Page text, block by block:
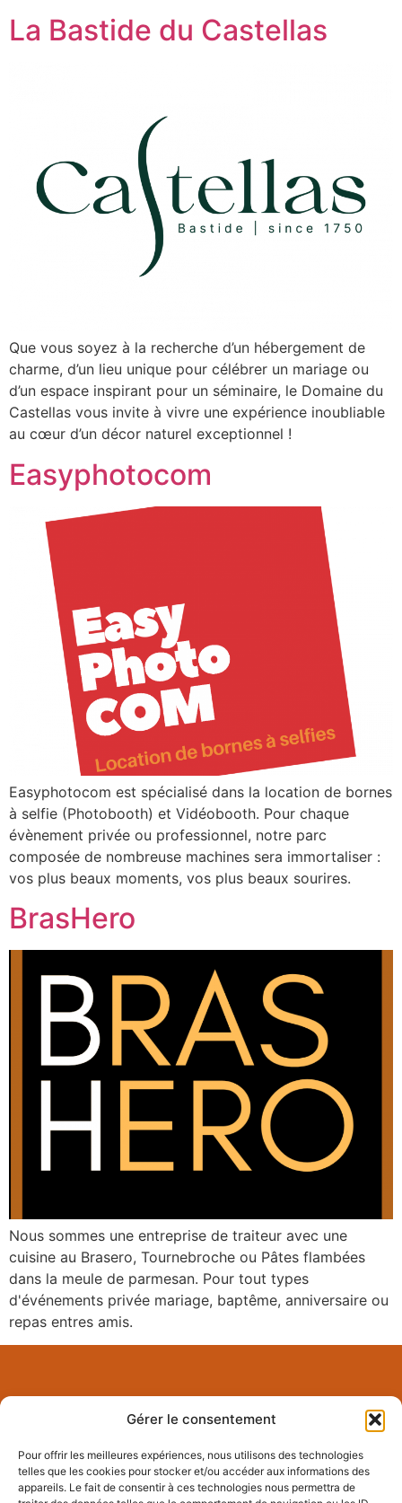
Gérer le consentement
Pour offrir les meilleures expériences, nous utilisons des technologies
telles que les cookies pour stocker et/ou accéder aux informations des
appareils. Le fait de consentir à ces technologies nous permettra de
La Bastide du Castellas
Que vous soyez à la recherche d’un hébergement de
charme, d’un lieu unique pour célébrer un mariage ou
d’un espace inspirant pour un séminaire, le Domaine du
Castellas vous invite à vivre une expérience inoubliable
au cœur d’un décor naturel exceptionnel !
Easyphotocom
Easyphotocom est spécialisé dans la location de bornes
à selfie (Photobooth) et Vidéobooth. Pour chaque
évènement privée ou professionnel, notre parc
composée de nombreuse machines sera immortaliser :
vos plus beaux moments, vos plus beaux sourires.
BrasHero
Nous sommes une entreprise de traiteur avec une
cuisine au Brasero, Tournebroche ou Pâtes flambées
dans la meule de parmesan. Pour tout types
d'événements privée mariage, baptême, anniversaire ou
repas entres amis.
Le réseau des entrepreneurs qui font du business à la cool dans